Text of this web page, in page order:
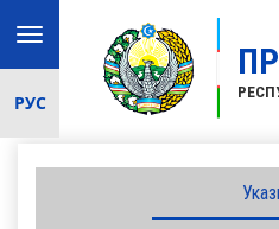
Toggle
navigation
РУС